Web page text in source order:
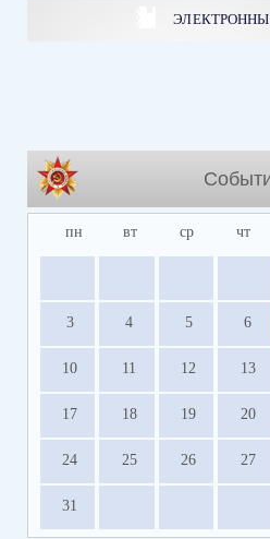
пн вт ср чт
3 4 5 6
10 11 12 13
17 18 19 20
24 25 26 27
31